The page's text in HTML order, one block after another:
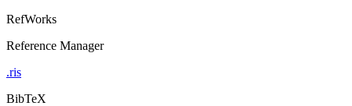
RefWorks
Reference Manager
.ris
BibTeX